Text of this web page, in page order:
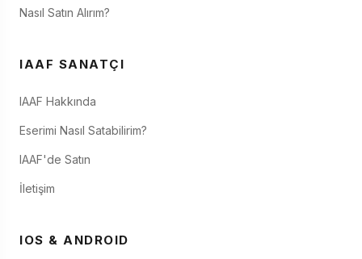
Nasıl Satın Alırım?
IAAF SANATÇI
IAAF Hakkında
Eserimi Nasıl Satabilirim?
IAAF'de Satın
İletişim
IOS & ANDROID